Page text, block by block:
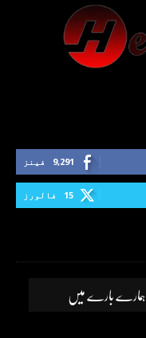
9,291 فینز
15 فالورز
ہمارے بارے میں